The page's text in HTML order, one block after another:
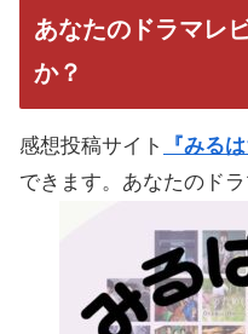
あなたのドラマレ
か？
感想投稿サイト 『みるは
できます。あなたのド